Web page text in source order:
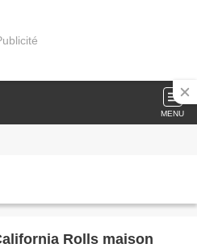
MENU
Rolls maison